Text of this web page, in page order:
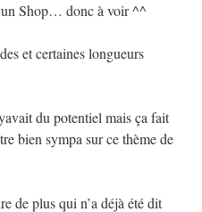
Shop… donc à voir ^^
et certaines longueurs
du potentiel mais ça fait
bien sympa sur ce thème de
de plus qui n’a déjà été dit